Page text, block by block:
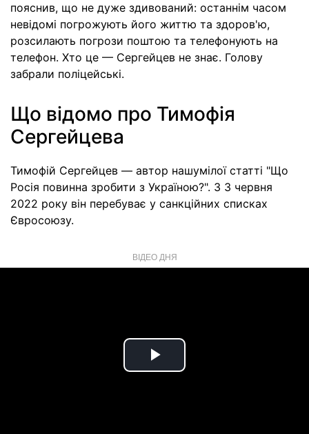
пояснив, що не дуже здивований: останнім часом
невідомі погрожують його життю та здоров'ю,
розсилають погрози поштою та телефонують на
телефон. Хто це — Сергейцев не знає. Голову
забрали поліцейські.
Що відомо про Тимофія
Сергейцева
Тимофій Сергейцев — автор нашумілої статті "Що
Росія повинна зробити з Україною?". З 3 червня
2022 року він перебуває у санкційних списках
Євросоюзу.
ВІДЕО ДНЯ
Play